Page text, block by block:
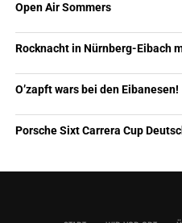
Open Air Sommers
Rocknacht in Nürnberg-Eibach
O’zapft wars bei den Eibanesen!
Porsche Sixt Carrera Cup